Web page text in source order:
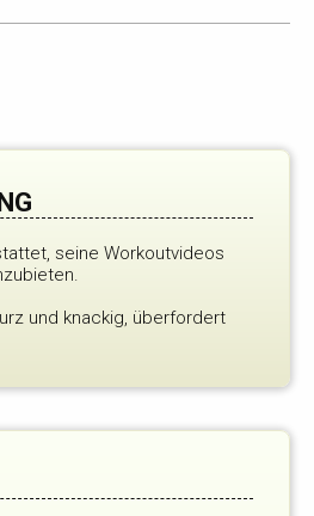
seine Workoutvideos
und knackig, überfordert